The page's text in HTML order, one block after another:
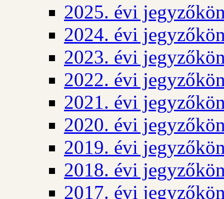
2025. évi
2024. évi
2023. évi
2022. évi
2021. évi
2020. évi
2019. évi
2018. évi
2017. évi